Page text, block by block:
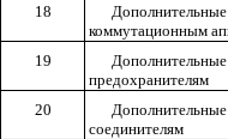
18
коммутационным
19
предохранителям
20
соединителям